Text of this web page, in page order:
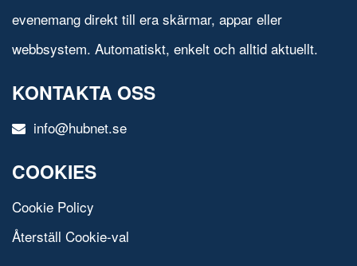
evenemang direkt till era skärmar, appar eller
webbsystem. Automatiskt, enkelt och alltid aktuellt.
KONTAKTA OSS
info@hubnet.se
COOKIES
Cookie Policy
Återställ Cookie-val